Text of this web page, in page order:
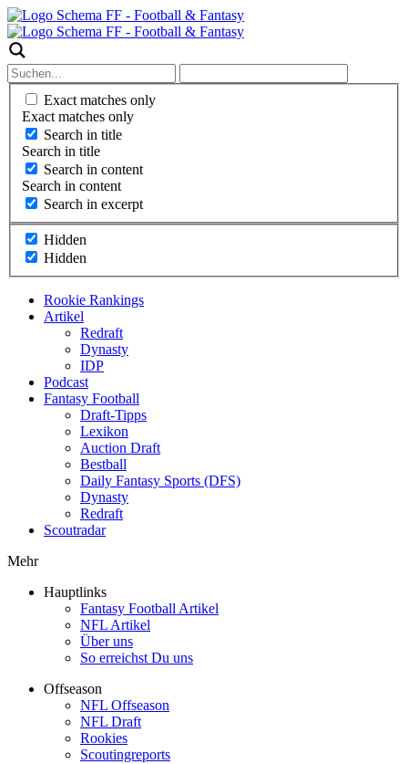
Exact matches only
Exact matches only
Search in title
Search in title
Search in content
Search in content
Search in excerpt
Hidden
Hidden
Rookie Rankings
Artikel
Redraft
Dynasty
IDP
Podcast
Fantasy Football
Draft-Tipps
Lexikon
Auction Draft
Bestball
Daily Fantasy Sports (DFS)
Dynasty
Redraft
Scoutradar
Mehr
Hauptlinks
Fantasy Football Artikel
NFL Artikel
Über uns
So erreichst Du uns
Offseason
NFL Offseason
NFL Draft
Rookies
Scoutingreports